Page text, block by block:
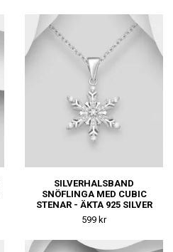
SILVERHALSBAND
SNÖFLINGA MED CUBIC
STENAR - ÄKTA 925 SILVER
599 kr